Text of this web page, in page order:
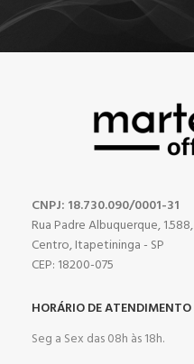
CNPJ: 18.730.090/0001-31
Rua Padre Albuquerque, 1.588,
Centro, Itapetininga - SP
CEP: 18200-075
HORÁRIO DE ATENDIMENTO
Seg a Sex das 08h às 18h.